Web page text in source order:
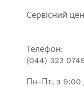
Сервісний
Телефон:
(044) 323
Пн-Пт, з 9:00